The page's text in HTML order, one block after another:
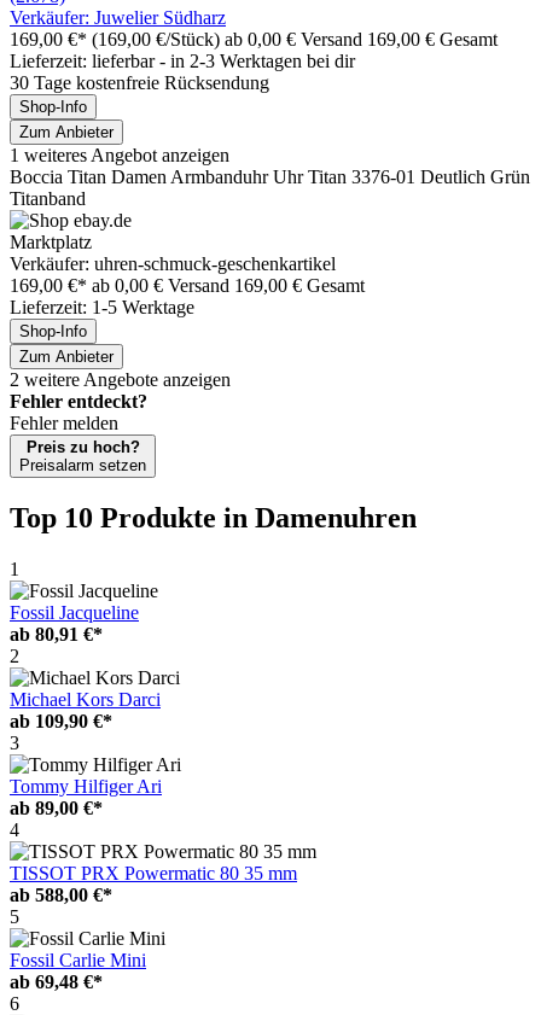
Verkäufer: Juwelier Südharz
169,00 €* (169,00 €/Stück) ab 0,00 € Versand 169,00 € Gesamt
Lieferzeit: lieferbar - in 2-3 Werktagen bei dir
30 Tage kostenfreie Rücksendung
Shop-Info
Zum Anbieter
1 weiteres Angebot anzeigen
Boccia Titan Damen Armbanduhr Uhr Titan 3376-01 Deutlich Grün
Titanband
Marktplatz
Verkäufer: uhren-schmuck-geschenkartikel
169,00 €* ab 0,00 € Versand 169,00 € Gesamt
Lieferzeit: 1-5 Werktage
Shop-Info
Zum Anbieter
2 weitere Angebote anzeigen
Fehler entdeckt?
Fehler melden
Preis zu hoch?
Preisalarm setzen
Top 10 Produkte in Damenuhren
1
Fossil Jacqueline
ab 80,91 €*
2
Michael Kors Darci
ab 109,90 €*
3
Tommy Hilfiger Ari
ab 89,00 €*
4
TISSOT PRX Powermatic 80 35 mm
ab 588,00 €*
5
Fossil Carlie Mini
ab 69,48 €*
6